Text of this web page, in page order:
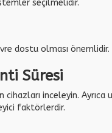
seçilmelidir.
dostu olması önemlidir.
Süresi
inceleyin. Ayrıca
faktörlerdir.